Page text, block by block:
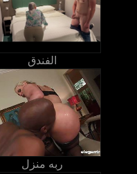
الفندق
ربه منزل